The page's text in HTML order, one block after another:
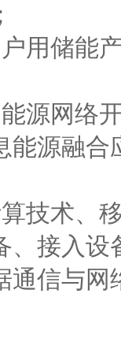
用储能
源网络
能源融
技术、
、接入设
通信与网